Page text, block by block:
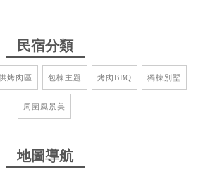
2021-04-02 06:52:49
老板的親切，就像老朋友一樣，還會
目的，並且電話中介紹當地的一些特色
，到了現場後管家是因為我們沒有及早
們開門，他的親切一如老板一樣，也介
及公用區的用品操作，還預定了明早的
民宿分類
烤肉區 包棟主題 烤肉BBQ 獨棟別墅
周圍風景美
地圖導航